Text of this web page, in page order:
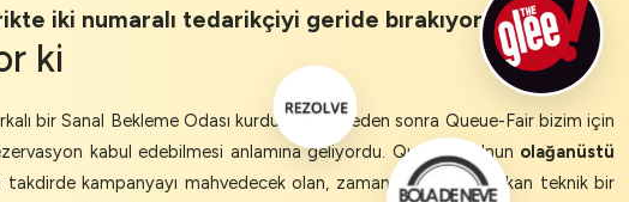
iki numaralı tedarikçiyi geride bırakıyor.
ki
bir Sanal Bekleme Odası kurdular. O öğleden sonra Queue-Fair bizim için
kabul edebilmesi anlamına geliyordu. Queue-Fair'nun olağanüstü
takdirde kampanyayı mahvedecek olan, zamanında ortaya çıkan teknik bir